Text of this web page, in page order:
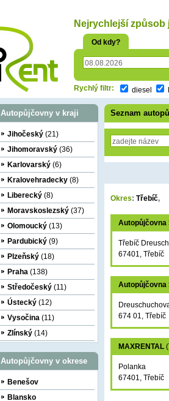
Nejrychlejší způsob
Od kdy?
Rychlý filtr: diesel
Autopůjčovny v kraji
Jihočeský (21)
Jihomoravský (36)
Karlovarský (6)
Kralovehradecky (8)
Liberecký (8)
Moravskoslezský (37)
Olomoucký (13)
Pardubický (9)
Plzeňský (18)
Praha (138)
Středočeský (11)
Ústecký (12)
Vysočina (11)
Zlínský (14)
Autopůjčovny v okrese
Benešov
Blansko
Seznam
Okres: Třebíč,
Autopůjčovna
Třebíč
67401, Třebíč
Autopůjčovna
674 01, Třebíč
MAXRENTAL
Polanka
67401, Třebíč